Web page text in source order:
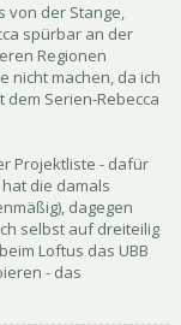
von der Stange,
spürbar an der
Regionen
nicht machen, da ich
Serien-Rebecca
Projektliste - dafür
die damals
dagegen
selbst auf dreiteilig
Loftus das UBB
- das